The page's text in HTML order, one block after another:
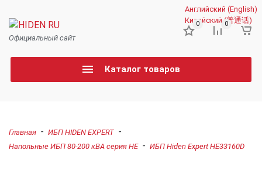
Английский (English)
Китайский (普通话)
Официальный сайт
Каталог товаров
0 0
Главная - ИБП HIDEN EXPERT -
Напольные ИБП 80-200 кВА серия HE - ИБП Hiden Expert HE33160D